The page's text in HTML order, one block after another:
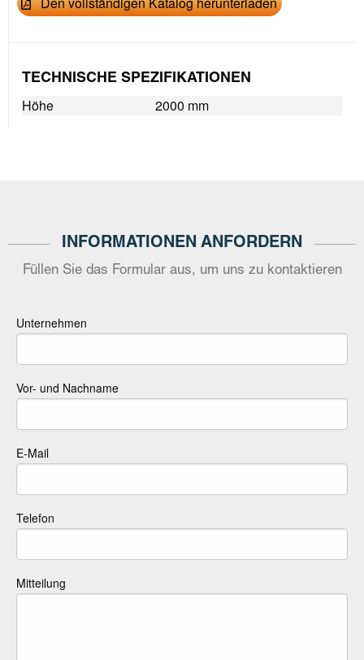
TECHNISCHE SPEZIFIKATIONEN
Höhe 2000 mm
INFORMATIONEN ANFORDERN
Füllen Sie das Formular aus, um uns zu kontaktieren
Unternehmen
Vor- und Nachname
E-Mail
Telefon
Mitteilung